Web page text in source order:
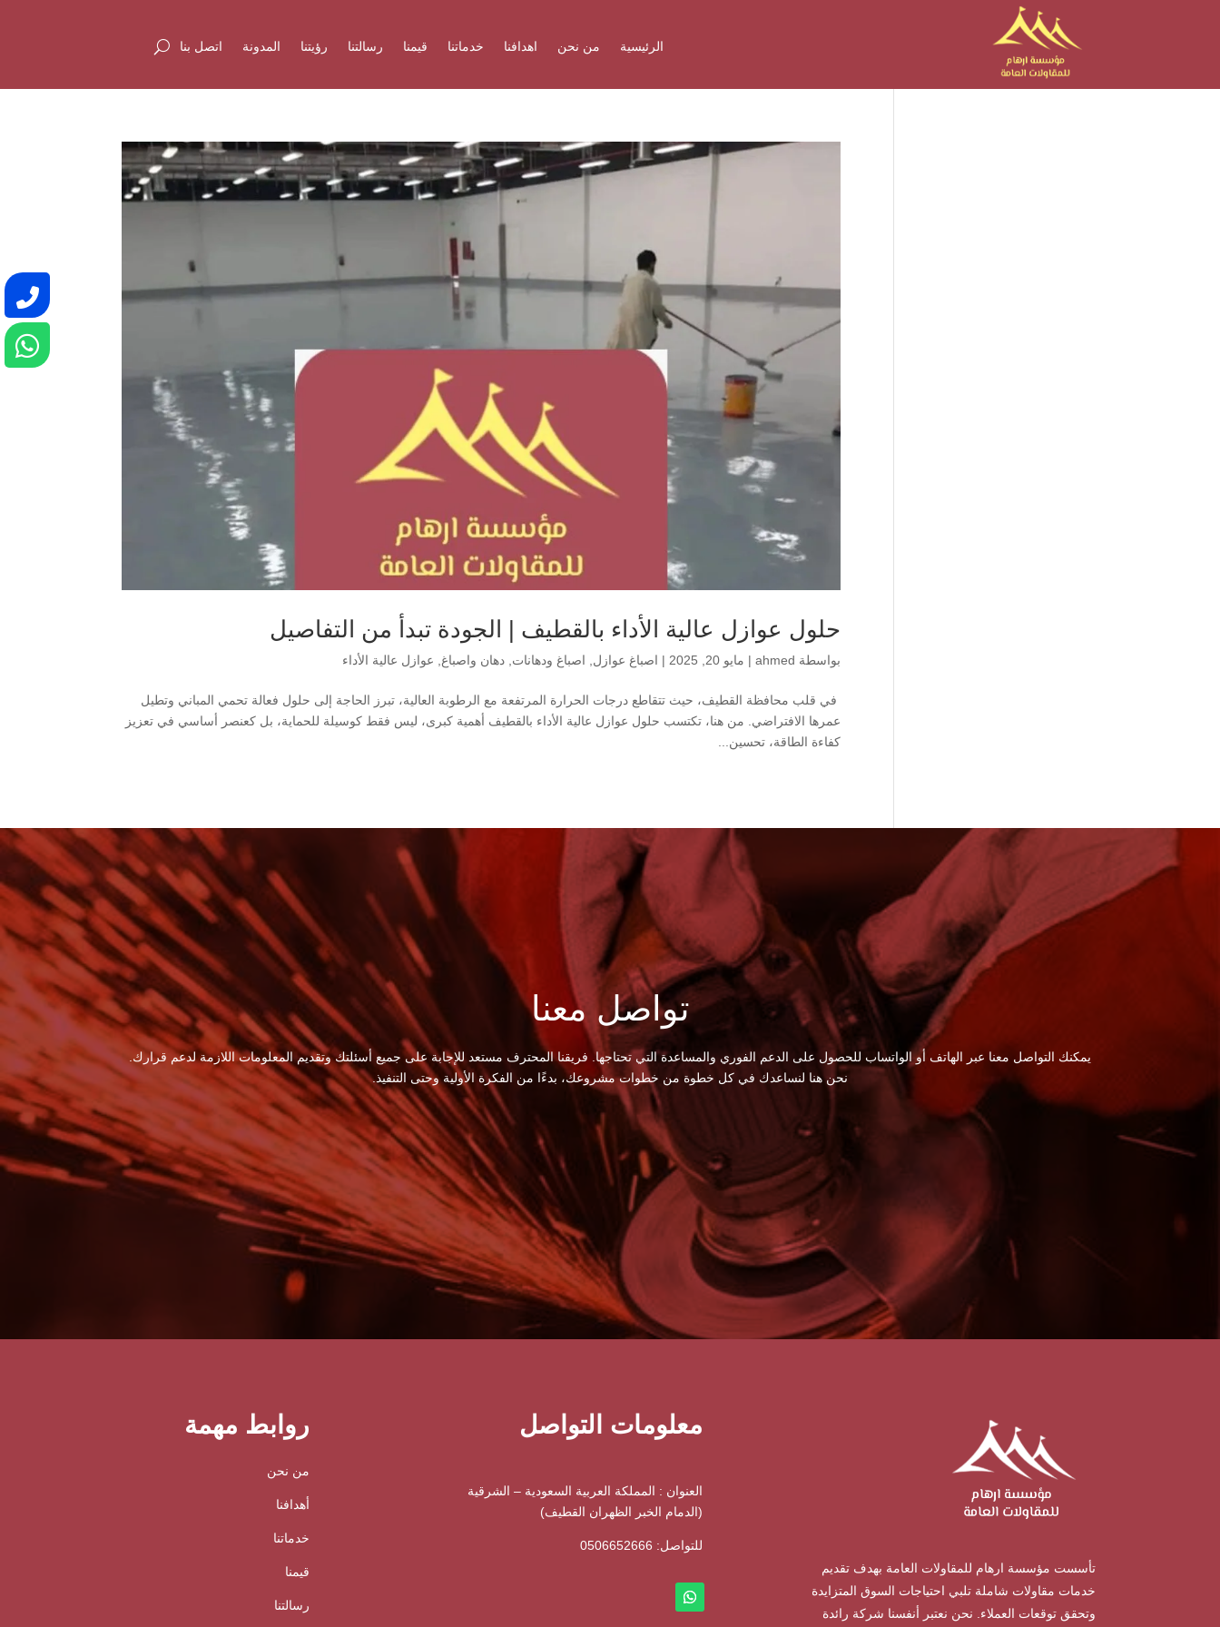
الرئيسية من نحن اهدافنا خدماتنا قيمنا رسالتنا رؤيتنا المدونة اتصل بنا
حلول عوازل عالية الأداء بالقطيف | الجودة تبدأ من التفاصيل
بواسطة ahmed
| مايو 20, 2025 | اصباغ عوازل, اصباغ ودهانات, دهان واصباغ, عوازل عالية الأداء
في قلب محافظة القطيف، حيث تتقاطع درجات الحرارة المرتفعة مع الرطوبة العالية، تبرز الحاجة إلى حلول فعالة تحمي المباني وتطيل
عمرها الافتراضي. من هنا، تكتسب حلول عوازل عالية الأداء بالقطيف أهمية كبرى، ليس فقط كوسيلة للحماية، بل كعنصر أساسي في تعزيز
كفاءة الطاقة، تحسين...
تواصل معنا
يمكنك التواصل معنا عبر الهاتف أو الواتساب للحصول على الدعم الفوري والمساعدة التي تحتاجها. فريقنا المحترف مستعد للإجابة على جميع أسئلتك وتقديم المعلومات اللازمة لدعم قرارك.
نحن هنا لنساعدك في كل خطوة من خطوات مشروعك، بدءًا من الفكرة الأولية وحتى التنفيذ.
روابط مهمة
من نحن
أهدافنا
خدماتنا
قيمنا
رسالتنا
معلومات التواصل
العنوان : المملكة العربية السعودية – الشرقية
(الدمام الخبر الظهران القطيف)
للتواصل: ⁦ 0506652666
تأسست مؤسسة ارهام للمقاولات العامة بهدف تقديم
خدمات مقاولات شاملة تلبي احتياجات السوق المتزايدة
وتحقق توقعات العملاء. نحن نعتبر أنفسنا شركة رائدة